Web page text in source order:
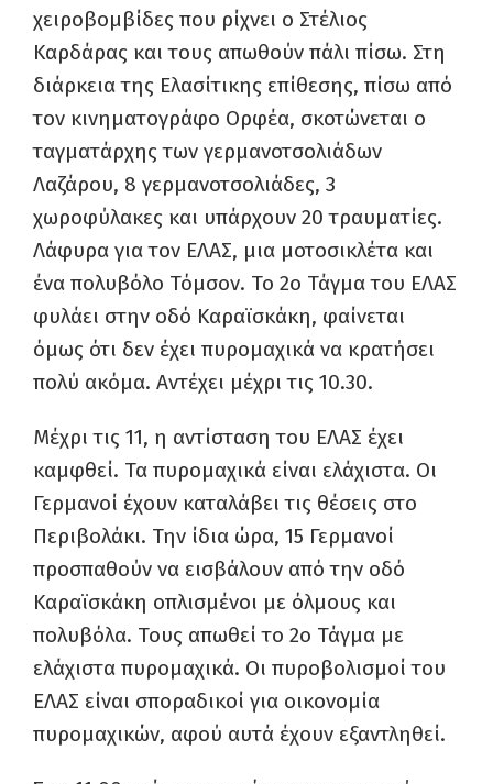
χειροβομβίδες που ρίχνει ο Στέλιος
Καρδάρας και τους απωθούν πάλι πίσω. Στη
διάρκεια της Ελασίτικης επίθεσης, πίσω από
τον κινηματογράφο Ορφέα, σκοτώνεται ο
ταγματάρχης των γερμανοτσολιάδων
Λαζάρου, 8 γερμανοτσολιάδες, 3
χωροφύλακες και υπάρχουν 20 τραυματίες.
Λάφυρα για τον ΕΛΑΣ, μια μοτοσικλέτα και
ένα πολυβόλο Τόμσον. Το 2ο Τάγμα του ΕΛΑΣ
φυλάει στην οδό Καραϊσκάκη, φαίνεται
όμως ότι δεν έχει πυρομαχικά να κρατήσει
πολύ ακόμα. Αντέχει μέχρι τις 10.30.
Μέχρι τις 11, η αντίσταση του ΕΛΑΣ έχει
καμφθεί. Τα πυρομαχικά είναι ελάχιστα. Οι
Γερμανοί έχουν καταλάβει τις θέσεις στο
Περιβολάκι. Την ίδια ώρα, 15 Γερμανοί
προσπαθούν να εισβάλουν από την οδό
Καραϊσκάκη οπλισμένοι με όλμους και
πολυβόλα. Τους απωθεί το 2ο Τάγμα με
ελάχιστα πυρομαχικά. Οι πυροβολισμοί του
ΕΛΑΣ είναι σποραδικοί για οικονομία
πυρομαχικών, αφού αυτά έχουν εξαντληθεί.